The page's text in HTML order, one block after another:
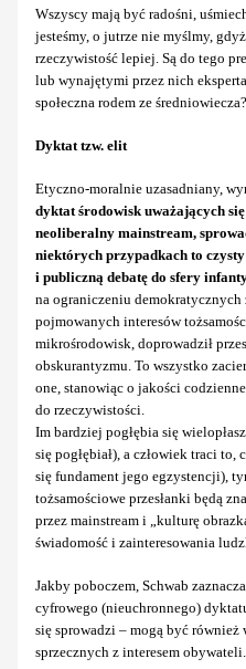
Wszyscy mają być radośni,
jesteśmy, o jutrze nie myślmy,
rzeczywistość lepiej. Są do tego
lub wynajętymi przez nich
społeczna rodem ze średniowiecza?
Dyktat tzw. elit
Etyczno-moralnie uzasadniany,
dyktat środowisk uważających
neoliberalny mainstream,
niektórych przypadkach to
i publiczną debatę do sfery
na ograniczeniu demokratycznych
pojmowanych interesów
mikrośrodowisk, doprowadził
obskurantyzmu. To wszystko
one, stanowiąc o jakości
do rzeczywistości.
Im bardziej pogłębia się
się pogłębiał), a człowiek traci
się fundament jego egzystencji),
tożsamościowe przesłanki będą
przez mainstream i „kulturę
świadomość i zainteresowania
Jakby poboczem, Schwab
cyfrowego (nieuchronnego)
się sprowadzi – mogą być również
sprzecznych z interesem